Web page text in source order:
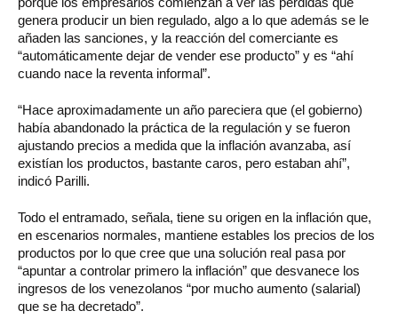
genera producir un bien regulado, algo a lo que además se le
añaden las sanciones, y la reacción del comerciante es
“automáticamente dejar de vender ese producto” y es “ahí
cuando nace la reventa informal”.
“Hace aproximadamente un año pareciera que (el gobierno)
había abandonado la práctica de la regulación y se fueron
ajustando precios a medida que la inflación avanzaba, así
existían los productos, bastante caros, pero estaban ahí”,
indicó Parilli.
Todo el entramado, señala, tiene su origen en la inflación que,
en escenarios normales, mantiene estables los precios de los
productos por lo que cree que una solución real pasa por
“apuntar a controlar primero la inflación” que desvanece los
ingresos de los venezolanos “por mucho aumento (salarial)
que se ha decretado”.